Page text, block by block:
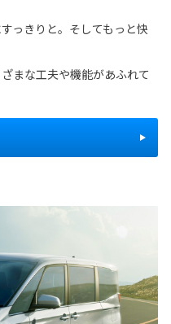
っきりと。そしてもっと快
まな工夫や機能があふれて